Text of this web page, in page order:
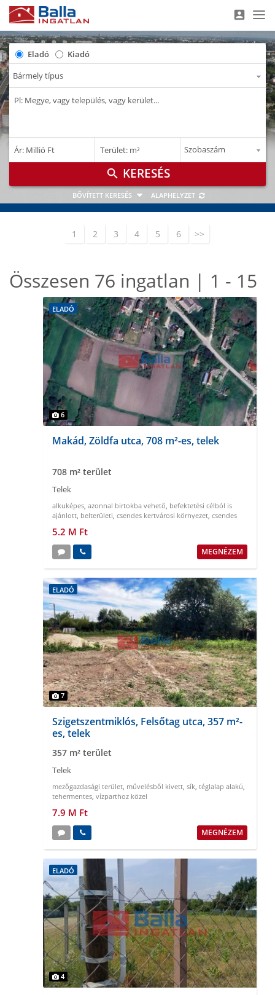
account_box
Eladó Kiadó
–
Ár: Millió Ft –
Terület: m²
search
BŐVÍTETT KERESÉS ALAPHELYZET
1 2 3 4 5 6 >>
Összesen 76 ingatlan | 1 - 15
ELADÓ
6
Makád, Zöldfa utca, 708 m²-es, telek
708 m² terület
Telek
alkuképes, azonnal birtokba vehető, befektetési célból is
ajánlott, belterületi, csendes kertvárosi környezet, csendes
5.2 M Ft
MEGNÉZEM
ELADÓ
7
Szigetszentmiklós, Felsőtag utca, 357 m²-
es, telek
357 m² terület
Telek
mezőgazdasági terület, művelésből kivett, sík, téglalap alakú,
tehermentes, vízparthoz közel
7.9 M Ft
MEGNÉZEM
ELADÓ
4